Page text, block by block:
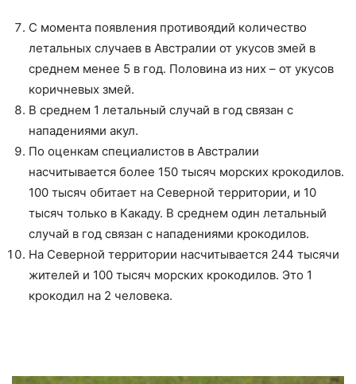
С момента появления противоядий количество
летальных случаев в Австралии от укусов змей в
среднем менее 5 в год. Половина из них – от укусов
коричневых змей.
В среднем 1 летальный случай в год связан с
нападениями акул.
По оценкам специалистов в Австралии
насчитывается более 150 тысяч морских крокодилов.
100 тысяч обитает на Северной территории, и 10
тысяч только в Какаду. В среднем один летальный
случай в год связан с нападениями крокодилов.
На Северной территории насчитывается 244 тысячи
жителей и 100 тысяч морских крокодилов. Это 1
крокодил на 2 человека.